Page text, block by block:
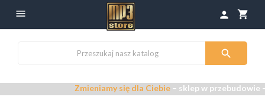
 shopping_cart
person

Zmieniamy się dla Ciebie– sklep w przebudowie –